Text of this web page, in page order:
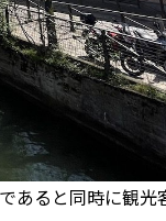
あると同時に観光